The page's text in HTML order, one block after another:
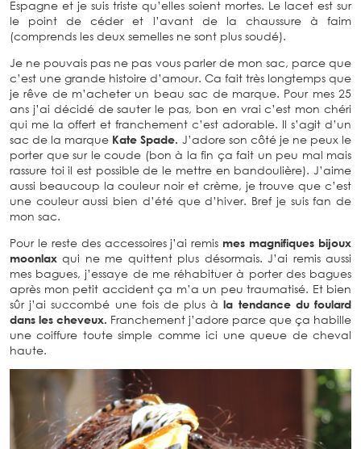
Espagne et je suis triste qu’elles soient mortes. Le lacet est sur
le point de céder et l’avant de la chaussure à faim
(comprends les deux semelles ne sont plus soudé).
Je ne pouvais pas ne pas vous parler de mon sac, parce que
c’est une grande histoire d’amour. Ca fait très longtemps que
je rêve de m’acheter un beau sac de marque. Pour mes 25
ans j’ai décidé de sauter le pas, bon en vrai c’est mon chéri
qui me la offert et franchement c’est adorable. Il s’agit d’un
sac de la marque Kate Spade. J’adore son côté je ne peux le
porter que sur le coude (bon à la fin ça fait un peu mal mais
rassure toi il est possible de le mettre en bandoulière). J’aime
aussi beaucoup la couleur noir et crème, je trouve que c’est
une couleur aussi bien d’été que d’hiver. Bref je suis fan de
mon sac.
Pour le reste des accessoires j’ai remis mes magnifiques bijoux
moonlaxqui ne me quittent plus désormais. J’ai remis aussi
mes bagues, j’essaye de me réhabituer à porter des bagues
après mon petit accident ça m’a un peu traumatisé. Et bien
sûr j’ai succombé une fois de plus àla tendance du foulard
dans les cheveux. Franchement j’adore parce que ça habille
une coiffure toute simple comme ici une queue de cheval
haute.